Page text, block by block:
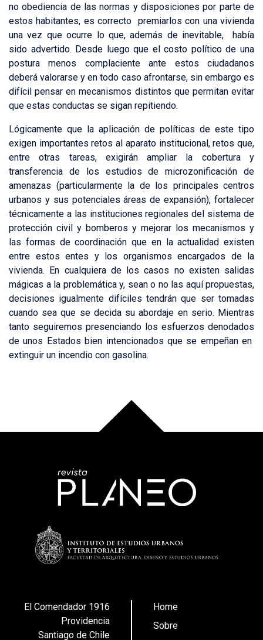
no obediencia de las normas y disposiciones por parte de
estos habitantes, es correcto premiarlos con una vivienda
una vez que ocurre lo que, además de inevitable, había
sido advertido. Desde luego que el costo político de una
postura menos complaciente ante estos ciudadanos
deberá valorarse y en todo caso afrontarse, sin embargo es
difícil pensar en mecanismos distintos que permitan evitar
que estas conductas se sigan repitiendo.
Lógicamente que la aplicación de políticas de este tipo
exigen importantes retos al aparato institucional, retos que,
entre otras tareas, exigirán ampliar la cobertura y
transferencia de los estudios de microzonificación de
amenazas (particularmente la de los principales centros
urbanos y sus potenciales áreas de expansión), fortalecer
técnicamente a las instituciones regionales del sistema de
protección civil y bomberos y mejorar los mecanismos y
las formas de coordinación que en la actualidad existen
entre estos entes y los organismos encargados de la
vivienda. En cualquiera de los casos no existen salidas
mágicas a la problemática y, sean o no las aquí propuestas,
decisiones igualmente difíciles tendrán que ser tomadas
cuando sea que se decida su abordaje en serio. Mientras
tanto seguiremos presenciando los esfuerzos denodados
de unos Estados bien intencionados que se empeñan en
extinguir un incendio con gasolina.
El Comendador 1916
Providencia
Santiago de Chile
Home
Sobre